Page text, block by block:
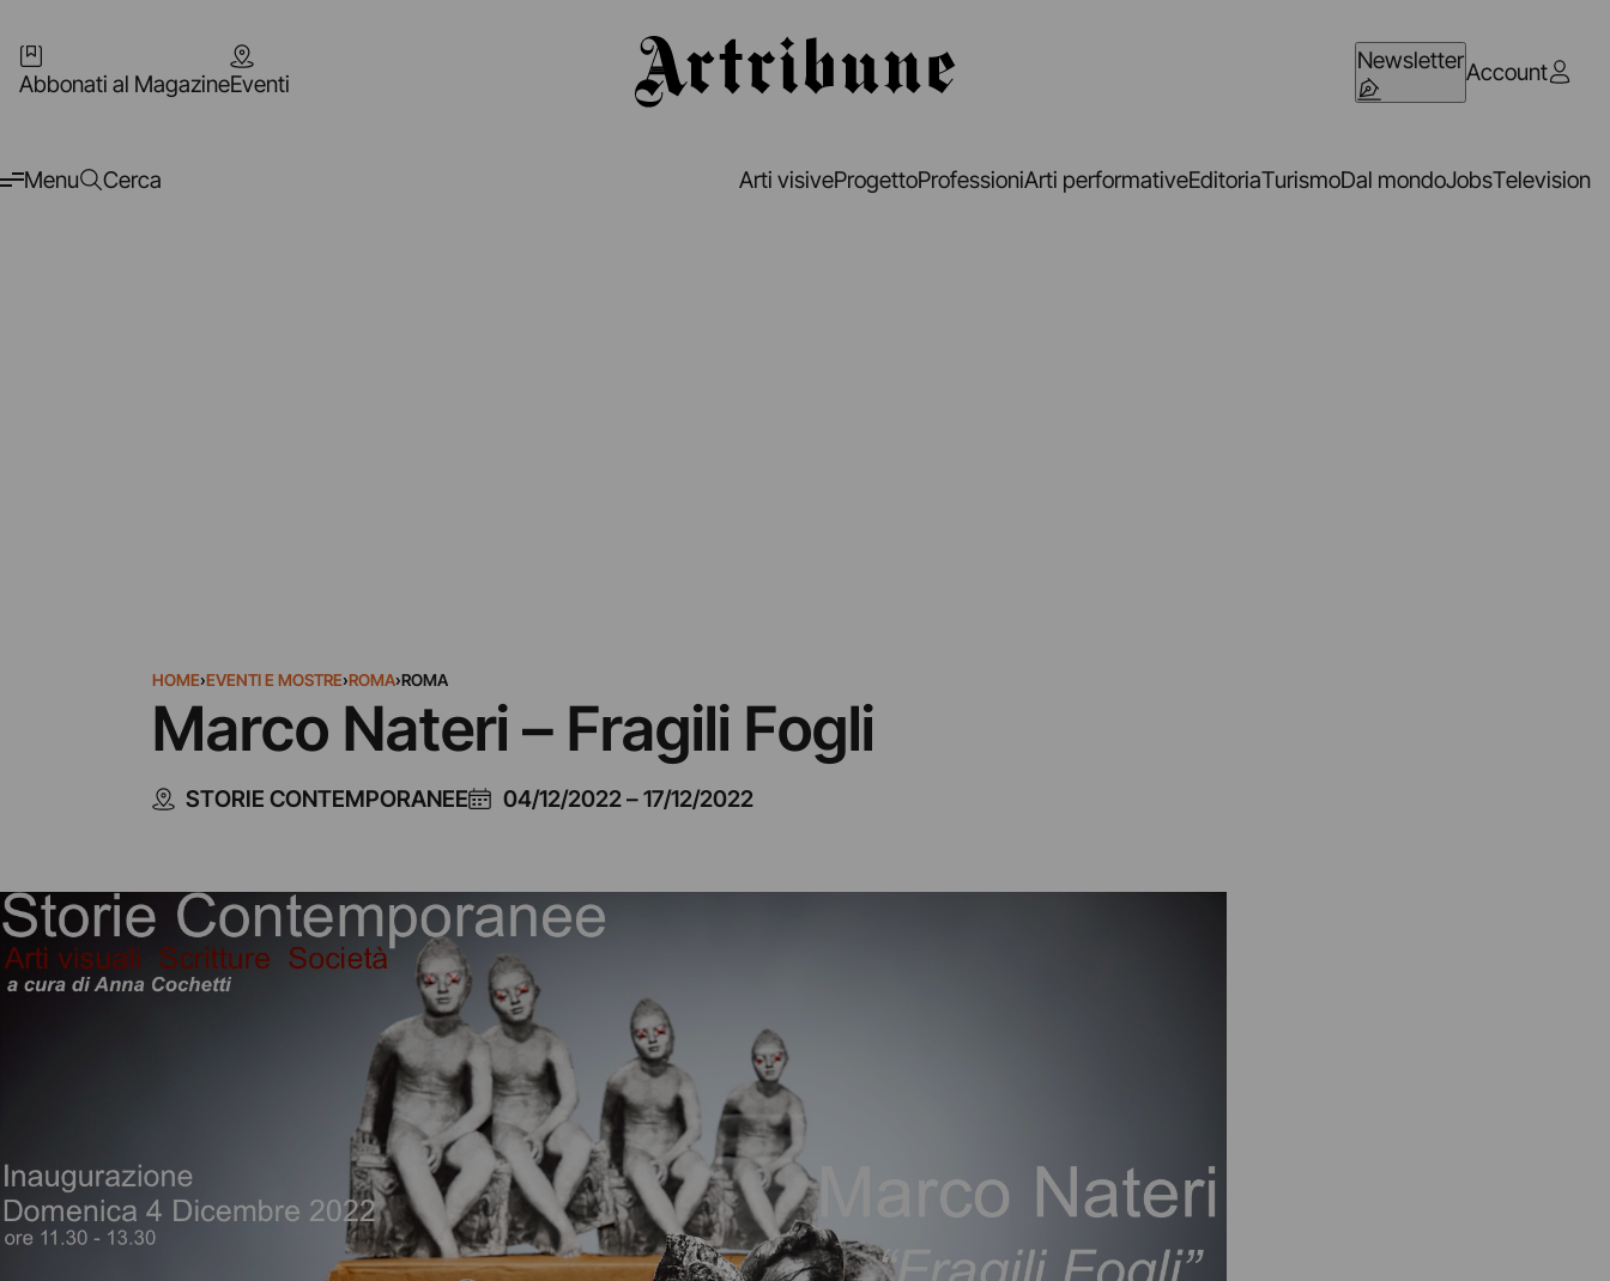
Abbonati al MagazineEventi
NewsletterAccount
Menu Cerca Arti visiveProgettoProfessioniArti performativeEditoriaTurismoDal mondoJobsTelevision
HOME›EVENTI E MOSTRE›ROMA›ROMA
Marco Nateri – Fragili Fogli
STORIE CONTEMPORANEE 04/12/2022–17/12/2022